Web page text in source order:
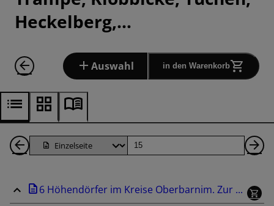
Heckelberg,…
Auswahl in den Warenkorb
1
zurück
Seite
6 Höhendörfer im Kreise Oberbarnim. Zur ...